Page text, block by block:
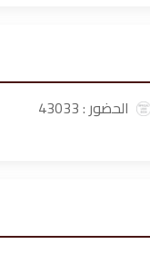
الحضور : 43033